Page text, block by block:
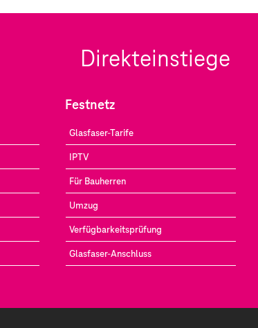
Direkteinstiege
Festnetz
Glasfaser-Tarife
IPTV
Für Bauherren
Umzug
Verfügbarkeitsprüfung
Glasfaser-Anschluss